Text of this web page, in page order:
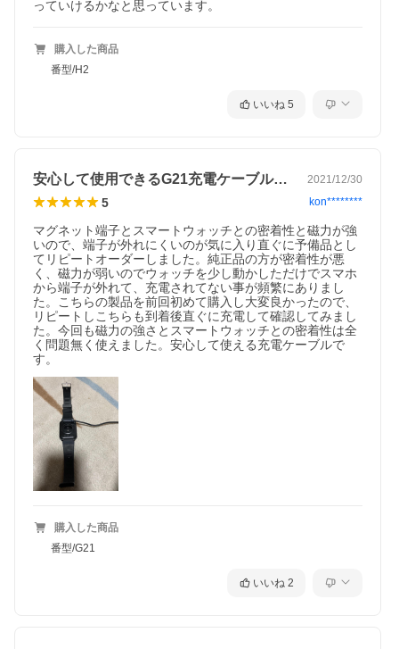
購入した商品
番型/H2
いいね 5
安心して使用できるG21充電ケーブルです 2021/12/30
5 kon********
マグネット端子とスマートウォッチとの密着性と磁力が強
いので、端子が外れにくいのが気に入り直ぐに予備品とし
てリピートオーダーしました。純正品の方が密着性が悪
く、磁力が弱いのでウォッチを少し動かしただけでスマホ
から端子が外れて、充電されてない事が頻繁にありまし
た。こちらの製品を前回初めて購入し大変良かったので、
リピートしこちらも到着後直ぐに充電して確認してみまし
た。今回も磁力の強さとスマートウォッチとの密着性は全
く問題無く使えました。安心して使える充電ケーブルで
す。
購入した商品
番型/G21
いいね 2